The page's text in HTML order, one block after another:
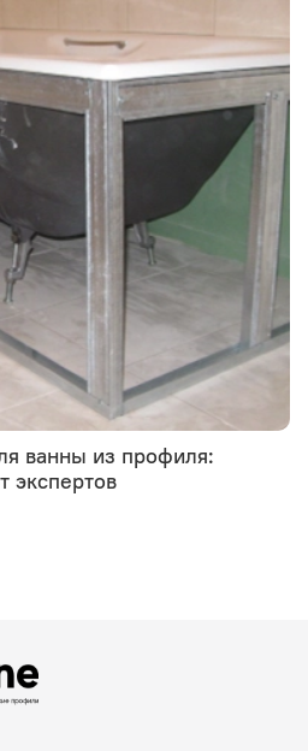
ванны из профиля:
экспертов